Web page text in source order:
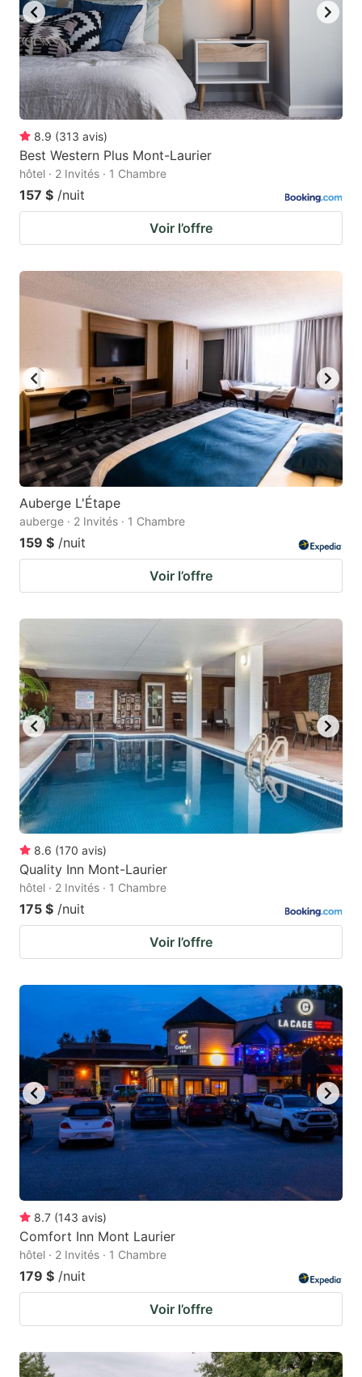
8.9 (313 avis)
Best Western Plus Mont-Laurier
hôtel · 2 Invités · 1 Chambre
157 $ /nuit
Voir l’offre
Auberge L'Étape
auberge · 2 Invités · 1 Chambre
159 $ /nuit
Voir l’offre
8.6 (170 avis)
Quality Inn Mont-Laurier
hôtel · 2 Invités · 1 Chambre
175 $ /nuit
Voir l’offre
8.7 (143 avis)
Comfort Inn Mont Laurier
hôtel · 2 Invités · 1 Chambre
179 $ /nuit
Voir l’offre